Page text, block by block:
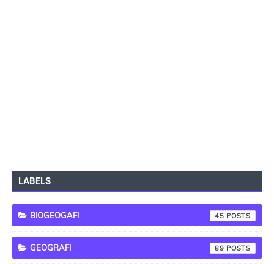
LABELS
BIOGEOGAFI 45
GEOGRAFI 89